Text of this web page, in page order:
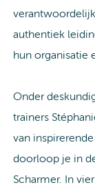
authentiek
hun organisatie
Onder
trainers
van
doorloop je in
Scharmer. In